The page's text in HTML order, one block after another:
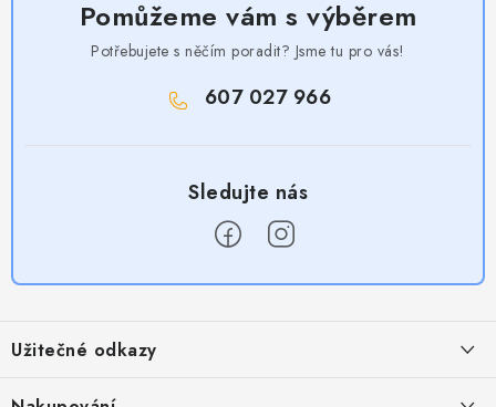
Pomůžeme vám s výběrem
Potřebujete s něčím poradit? Jsme tu pro vás!
607 027 966
p
a
Užitečné odkazy